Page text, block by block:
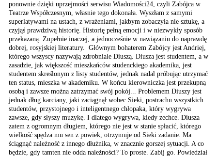
ponownie dzięki uprzejmości serwisu Wiadomości24, czyli Zabójca w
Teatrze Współczesnym, własnie tego dokonała. Wyszłam z samymi
superlatywami na ustach, z wrażeniami, jakbym zobaczyła nie sztukę, a
czyjąś prawdziwą historię. Historię pełną emocji i w niezwykły sposób
przekazaną. Zupełnie inaczej, a jednocześnie w nawiązaniu do naprawdę
dobrej, rosyjskiej literatury. Głównym bohaterem Zabójcy jest Andriej,
którego wszyscy nazywają zdrobniale Diuszą. Diusza jest studentem, a w
zasadzie, jak większość mieszkańców studenckiego akademika, jest
studentem skreślonym z listy studentów, jednak nadal próbując utrzymać
ten status, mieszka w akademiku. W końcu kierowniczka jest przekupną
osobą i zawsze można zatrzymać swój pokój... Problemem Diuszy jest
jednak dług karciany, jaki zaciągnął wobec Sieki, postrachu wszystkich
studentów, przystojnego i inteligentnego chłopaka, który wygrywa
zawsze, gdy słyszy muzykę. I dlatego wygrywa, kiedy zechce. Diusza
zatem z ogromnym długiem, którego nie jest w stanie spłacić, którego
wielkość spędza mu sen z powiek, otrzymuje od Sieki zadanie. Ma
ściągnąć należność z innego dłużnika, w znacznie gorszej sytuacji. A co
będzie, gdy tamten nie odda należności? To proste. Zabij go. Powiedział